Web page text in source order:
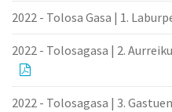
2022 - Tolosa Gasa | 1.
2022 - Tolosagasa | 2.
2022 - Tolosagasa | 3.